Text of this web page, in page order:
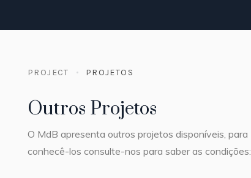
PROJECT PROJETOS
Outros Projetos
O MdB apresenta outros projetos disponíveis, para
conhecê-los consulte-nos para saber as condições: